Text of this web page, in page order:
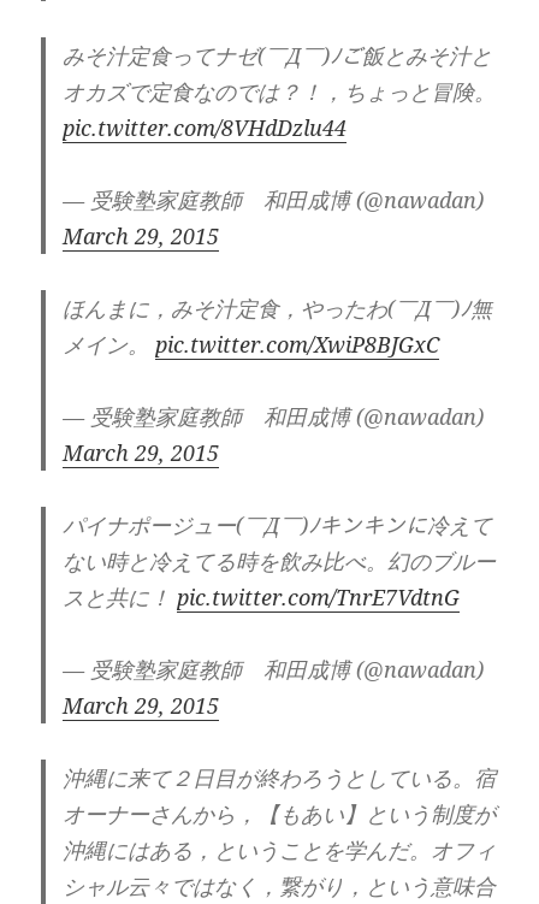
みそ汁定食ってナゼ(￣Д￣)ﾉご飯とみそ汁と
オカズで定食なのでは？！，ちょっと冒険。
pic.twitter.com/8VHdDzlu44
— 受験塾家庭教師 和田成博 (@nawadan)
March 29, 2015
ほんまに，みそ汁定食，やったわ(￣Д￣)ﾉ無
メイン。pic.twitter.com/XwiP8BJGxC
— 受験塾家庭教師 和田成博 (@nawadan)
March 29, 2015
パイナポージュー(￣Д￣)ﾉキンキンに冷えて
ない時と冷えてる時を飲み比べ。幻のブルー
スと共に！pic.twitter.com/TnrE7VdtnG
— 受験塾家庭教師 和田成博 (@nawadan)
March 29, 2015
沖縄に来て２日目が終わろうとしている。宿
オーナーさんから，【もあい】という制度が
沖縄にはある，ということを学んだ。オフィ
シャル云々ではなく，繋がり，という意味合